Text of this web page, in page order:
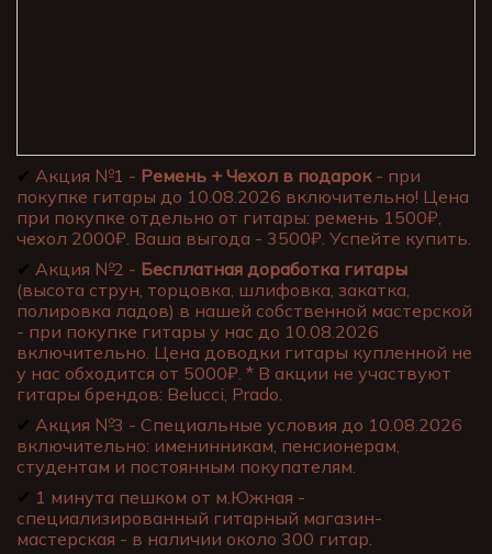
✔ Акция №1 - Ремень + Чехол в подарок- при
покупке гитары до 10.08.2026 включительно! Цена
при покупке отдельно от гитары: ремень 1500₽,
чехол 2000₽. Ваша выгода - 3500₽. Успейте купить.
✔ Акция №2 - Бесплатная доработка гитары
(высота струн, торцовка, шлифовка, закатка,
полировка ладов) в нашей собственной мастерской
- при покупке гитары у нас до 10.08.2026
включительно. Цена доводки гитары купленной не
у нас обходится от 5000₽. * В акции не участвуют
гитары брендов: Belucci, Prado.
✔ Акция №3 - Специальные условия до 10.08.2026
включительно: именинникам, пенсионерам,
студентам и постоянным покупателям.
✔ 1 минута пешком от м.Южная -
специализированный гитарный магазин-
мастерская - в наличии около 300 гитар.